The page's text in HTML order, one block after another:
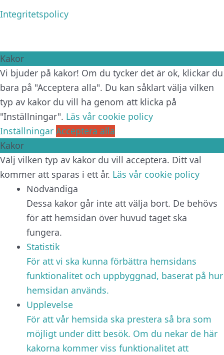
Integritetspolicy
Kakor
Vi bjuder på kakor! Om du tycker det är ok, klickar du
bara på "Acceptera alla". Du kan såklart välja vilken
typ av kakor du vill ha genom att klicka på
"Inställningar". Läs vår cookie policy
Inställningar Acceptera alla
Kakor
Välj vilken typ av kakor du vill acceptera. Ditt val
kommer att sparas i ett år. Läs vår cookie policy
Nödvändiga
Dessa kakor går inte att välja bort. De behövs
för att hemsidan över huvud taget ska
fungera.
Statistik
För att vi ska kunna förbättra hemsidans
funktionalitet och uppbyggnad, baserat på hur
hemsidan används.
Upplevelse
För att vår hemsida ska prestera så bra som
möjligt under ditt besök. Om du nekar de här
kakorna kommer viss funktionalitet att